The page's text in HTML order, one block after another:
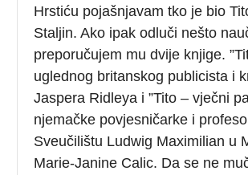
Hrstiću pojašnjavam tko je bio
Staljin. Ako ipak odluči nešto
preporučujem mu dvije knjige.
uglednog britanskog publicista i
Jaspera Ridleya i ”Tito – vječni
njemačke povjesničarke i
Sveučilištu Ludwig Maximilian u
Marie-Janine Calic. Da se ne